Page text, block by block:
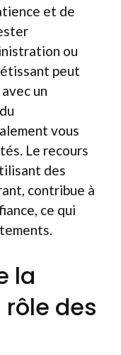
et de
ou
peut
un
vous
Le recours
des
contribue à
ce qui
la
des